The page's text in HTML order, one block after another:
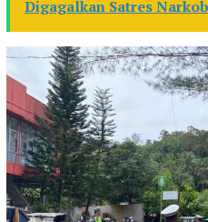
Digagalkan Satres